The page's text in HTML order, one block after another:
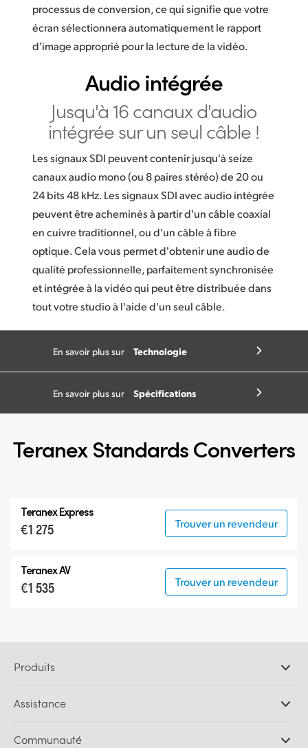
processus de conversion, ce qui signifie que votre
écran sélectionnera automatiquement le rapport
d'image approprié pour la lecture de la vidéo.
Audio intégrée
Jusqu'à 16 canaux d'audio
intégrée sur un seul câble !
Les signaux SDI peuvent contenir jusqu'à seize
canaux audio mono (ou 8 paires stéréo) de 20 ou
24 bits 48 kHz. Les signaux SDI avec audio intégrée
peuvent être acheminés à partir d'un câble coaxial
en cuivre traditionnel, ou d'un câble à fibre
optique. Cela vous permet d'obtenir une audio de
qualité professionnelle, parfaitement synchronisée
et intégrée à la vidéo qui peut être distribuée dans
tout votre studio à l'aide d'un seul câble.
En savoir plus sur Technologie
En savoir plus sur Spécifications
Teranex Standards Converters
Teranex Express
€1 275 Trouver un revendeur
Teranex AV
€1 535 Trouver un revendeur
Produits
Logiciels DaVinci Resolve et Fusion
Ultimatte
Assistance
Centre d'assistance technique
Communauté